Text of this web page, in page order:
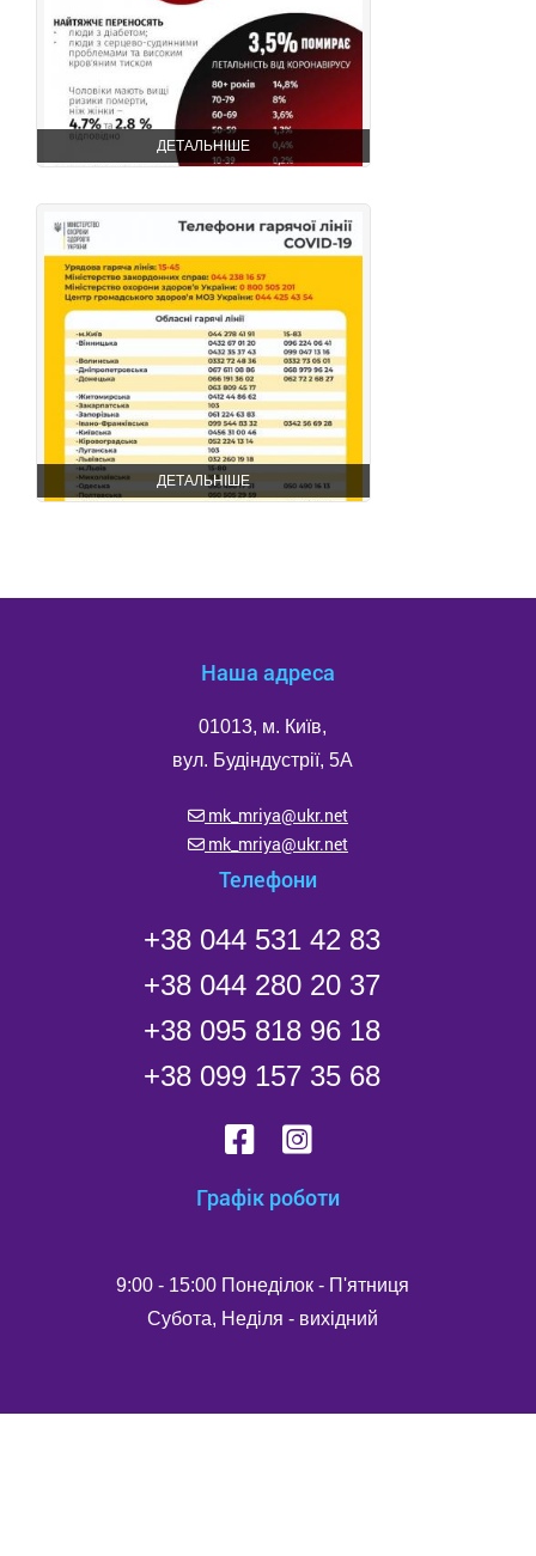
ДЕТАЛЬНІШЕ
ДЕТАЛЬНІШЕ
Наша адреса
01013, м. Київ,
вул. Будіндустрії, 5А
mk_mriya@ukr.net
mk_mriya@ukr.net
Телефони
+38 044 531 42 83
+38 044 280 20 37
+38 095 818 96 18
+38 099 157 35 68
Графік роботи
9:00 - 15:00 Понеділок - П'ятниця
Субота, Неділя - вихідний